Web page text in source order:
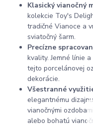
Klasický vianočný
kolekcie Toy's
tradičné Vianoce a
sviatočný šarm.
Precízne
kvality. Jemné línie
tejto porcelánovej
dekorácie.
Všestranné
elegantnému
vianočnými
alebo bohatú